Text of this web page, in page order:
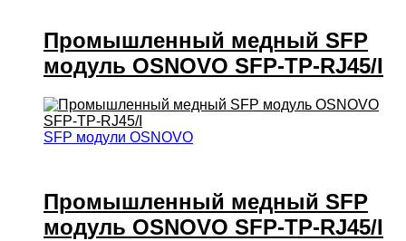
Промышленный медный SFP
модуль OSNOVO SFP-TP-RJ45/I
SFP модули OSNOVO
Промышленный медный SFP
модуль OSNOVO SFP-TP-RJ45/I